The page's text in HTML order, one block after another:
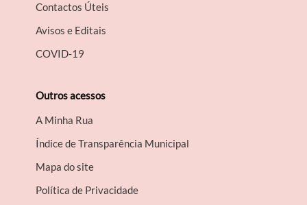
Contactos Úteis
Avisos e Editais
COVID-19
Outros acessos
A Minha Rua
Índice de Transparência Municipal
Mapa do site
Política de Privacidade